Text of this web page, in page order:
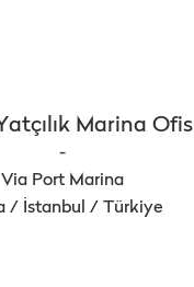
Marina Ofis
-
Via Port Marina
/ İstanbul / Türkiye